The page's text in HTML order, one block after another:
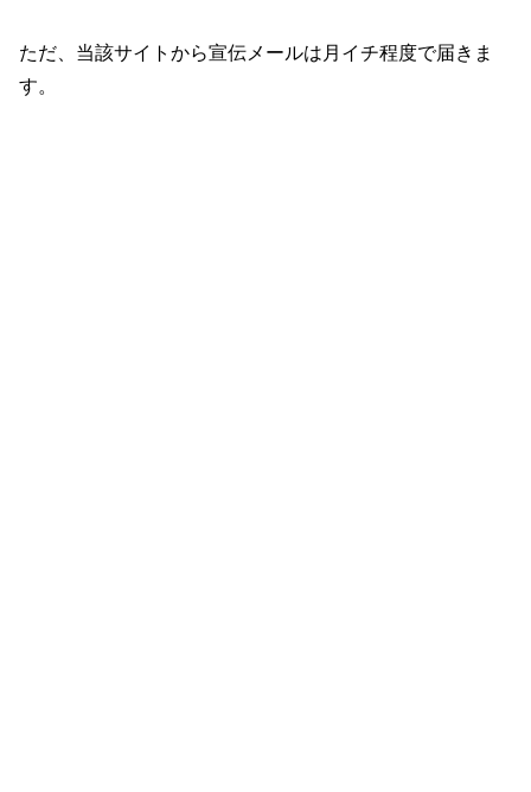
ただ、当該サイトから宣伝メールは月イチ程度で届きま
す。